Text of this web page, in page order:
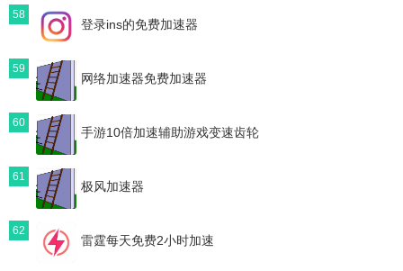
58
登录ins的免费加速器
59
网络加速器免费加速器
60
手游10倍加速辅助游戏变速齿轮
61
极风加速器
62
雷霆每天免费2小时加速